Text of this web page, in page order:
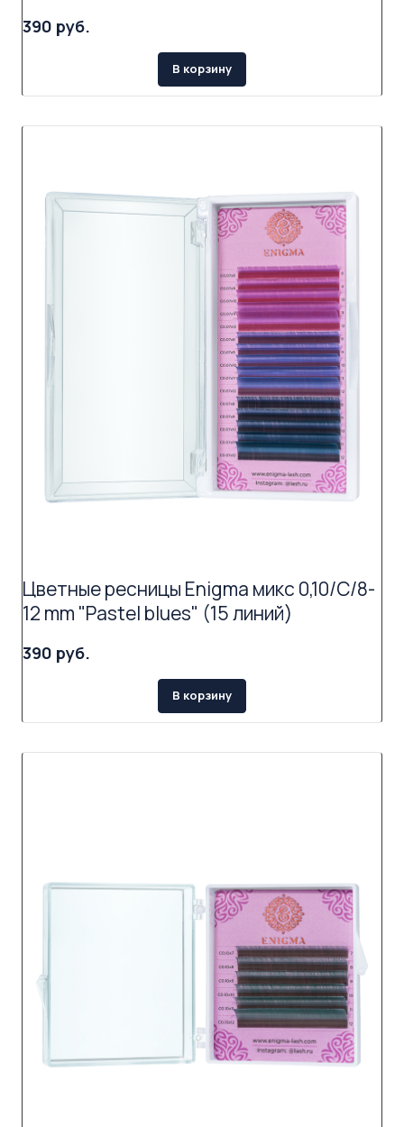
390 руб.
В корзину
Цветные ресницы Enigma микс 0,10/C/8-
12 mm "Pastel blues" (15 линий)
390 руб.
В корзину